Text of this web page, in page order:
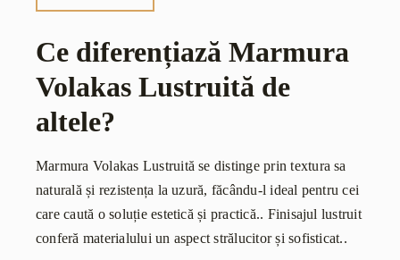
Ce diferențiază Marmura
Volakas Lustruită de
altele?
Marmura Volakas Lustruită se distinge prin textura sa
naturală și rezistența la uzură, făcându-l ideal pentru cei
care caută o soluție estetică și practică.. Finisajul lustruit
conferă materialului un aspect strălucitor și sofisticat..